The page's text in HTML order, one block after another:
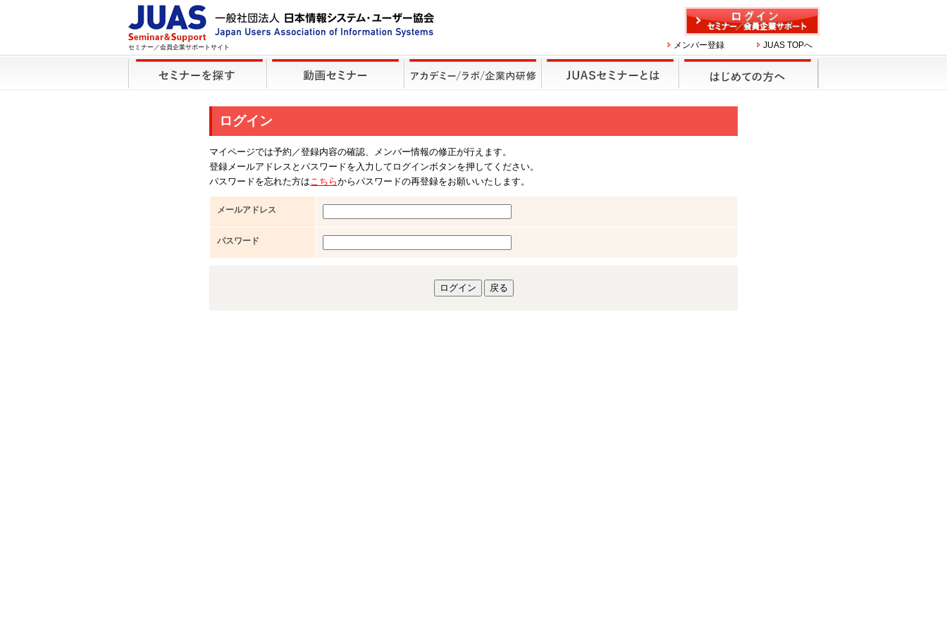
セミナー／会員企業サポートサイト メンバー登録 JUAS TOPへ
ログイン
マイページでは予約／登録内容の確認、メンバー情報の修正が行えます。
登録メールアドレスとパスワードを入力してログインボタンを押してください。
パスワードを忘れた方はこちらからパスワードの再登録をお願いいたします。
メールアドレス
パスワード